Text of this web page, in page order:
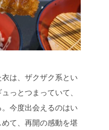
は、ザクザク系とい
っとつまっていて、
今度出会えるのはい
て、再開の感動を堪